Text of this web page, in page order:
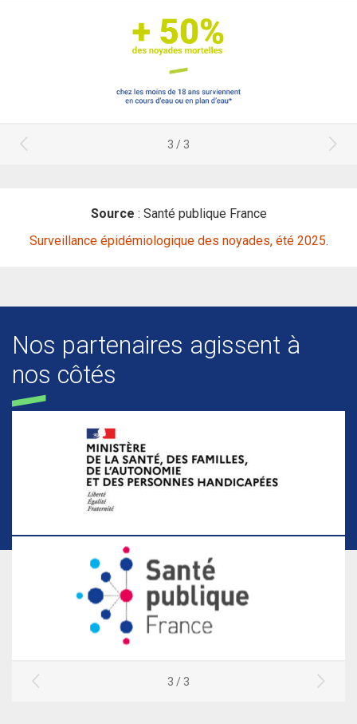
3 / 3
Source : Santé publique France
Surveillance épidémiologique des noyades, été 2025.
Nos partenaires agissent à
nos côtés
3 / 3